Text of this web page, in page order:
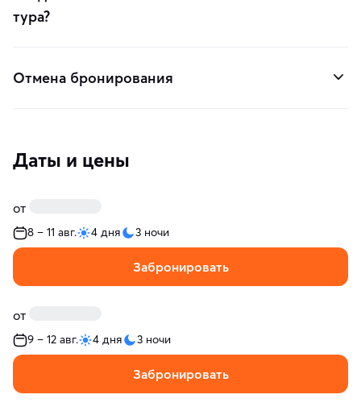
тура?
Отмена бронирования
Даты и цены
от
8 – 11 авг. 4 дня 3 ночи
Забронировать
от
9 – 12 авг. 4 дня 3 ночи
Забронировать